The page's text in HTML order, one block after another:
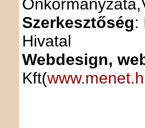
Szerkesztőség:
Hivatal
Webdesign,
Kft(